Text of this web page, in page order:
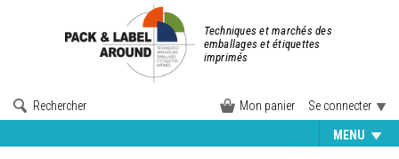
Techniques et marchés des
emballages et étiquettes
imprimés
Rechercher Mon panier Se connecter
MENU